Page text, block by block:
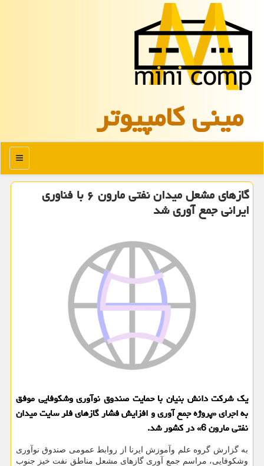
مینی كامپیوتر
منو
گازهای مشعل میدان نفتی مارون ۶ با فناوری
ایرانی جمع آوری شد
یک شرکت دانش بنیان با حمایت صندوق نوآوری وشکوفایی موفق
به اجرای «پروژه جمع آوری و افزایش فشار گازهای فلر سایت میدان
نفتی مارون 6» در کشور شد.
به گزارش گروه علم وآموزش ایرنا از روابط عمومی صندوق نوآوری
وشکوفایی، مراسم جمع آوری گازهای مشعل مناطق نفت خیز جنوب